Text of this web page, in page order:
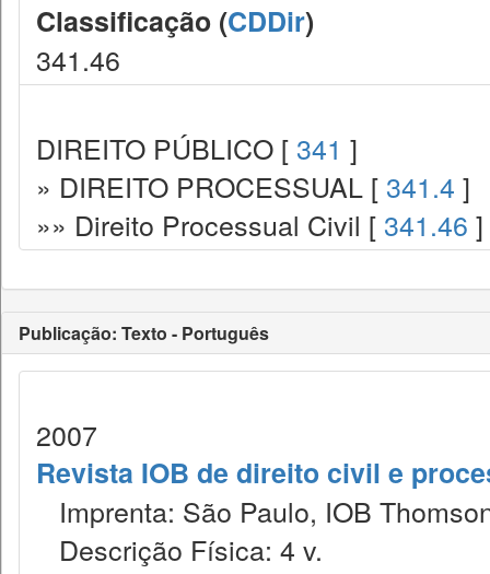
Classificação (CDDir)
341.46
DIREITO PÚBLICO [ 341 ]
» DIREITO PROCESSUAL [ 341.4 ]
»» Direito Processual Civil [ 341.46 ]
Publicação: Texto - Português
2007
Revista IOB de direito civil e
Imprenta: São Paulo, IOB
Descrição Física: 4 v.